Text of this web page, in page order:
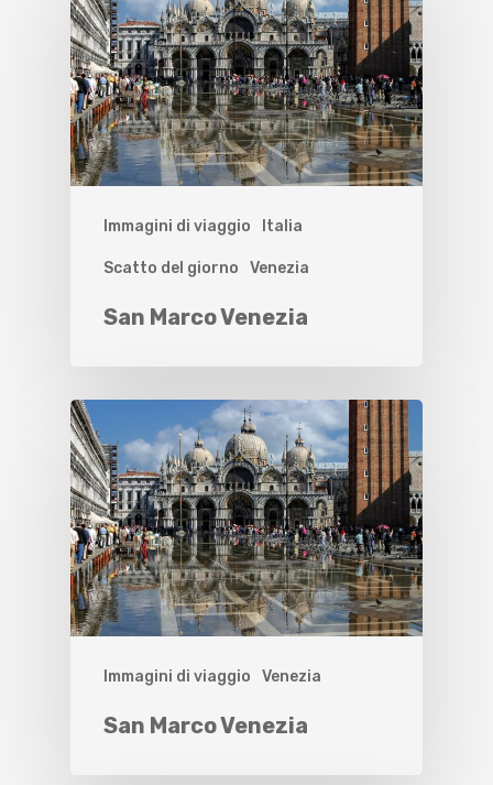
Immagini di viaggio Italia
Scatto del giorno Venezia
San Marco Venezia
Immagini di viaggio Venezia
San Marco Venezia